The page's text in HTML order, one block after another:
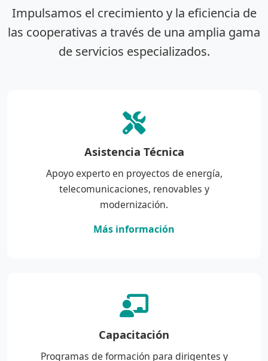
Impulsamos el crecimiento y la eficiencia de
las cooperativas a través de una amplia gama
de servicios especializados.
Asistencia Técnica
Apoyo experto en proyectos de energía,
telecomunicaciones, renovables y
modernización.
Más información
Capacitación
Programas de formación para dirigentes y